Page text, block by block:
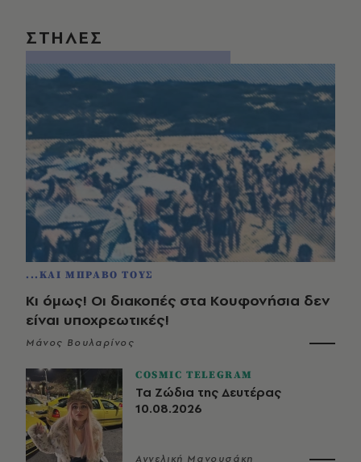
ΣΤΗΛΕΣ
...ΚΑΙ ΜΠΡΑΒΟ ΤΟΥΣ
Κι όμως! Οι διακοπές στα Κουφονήσια δεν
είναι υποχρεωτικές!
Μάνος Βουλαρίνος
COSMIC TELEGRAM
Τα Ζώδια της Δευτέρας
10.08.2026
Αγγελική Μανουσάκη